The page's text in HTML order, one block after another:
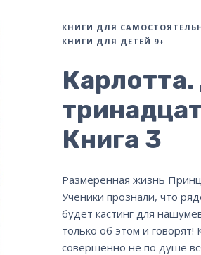
КНИГИ ДЛЯ
КНИГИ ДЛЯ ДЕТЕЙ 9+
Книга 3
Размеренная жизнь
Ученики прознали, что
будет кастинг для
только об этом и говорят!
совершенно не по душе